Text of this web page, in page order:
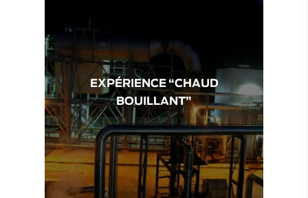
EXPÉRIENCE “CHAUD
BOUILLANT”
Aucune
note
pour
85 €